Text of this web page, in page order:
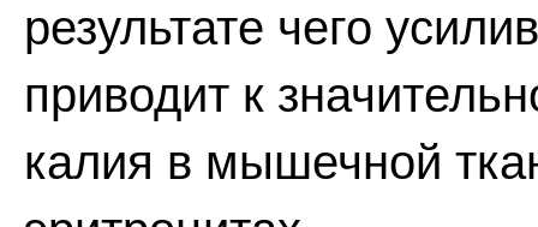
результате чего
приводит к
калия в мышечной